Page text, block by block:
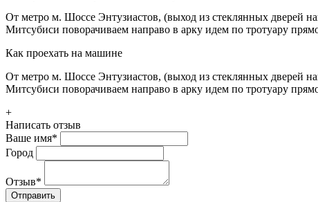
От метро м. Шоссе Энтузиастов, (выход из стеклянных дверей
Митсубиси поворачиваем направо в арку идем по тротуару
Как проехать на машине
От метро м. Шоссе Энтузиастов, (выход из стеклянных дверей
Митсубиси поворачиваем направо в арку идем по тротуару
+
Написать отзыв
Ваше имя*
Город
Отзыв*
Отправить